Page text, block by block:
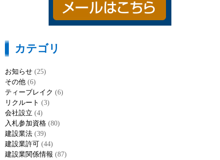
カテゴリ
お知らせ (25)
その他 (6)
ティーブレイク (6)
リクルート (3)
会社設立 (4)
入札参加資格 (80)
建設業法 (39)
建設業許可 (44)
建設業関係情報 (87)